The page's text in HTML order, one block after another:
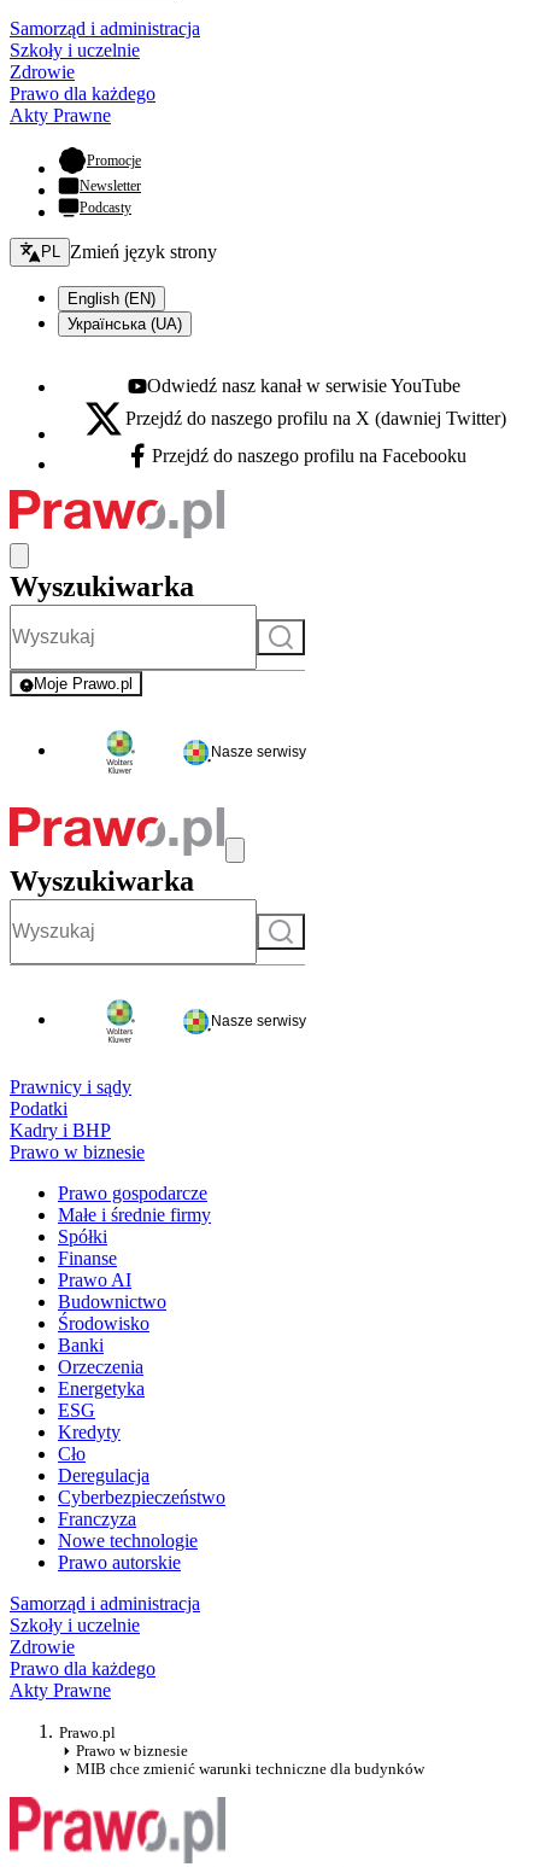
Samorząd i administracja
Szkoły i uczelnie
Zdrowie
Prawo dla każdego
Akty Prawne
Promocje- otwiera się w nowej karcie
Newsletter
Podcasty
Zmień język - bieżący:
PL Zmień język strony
English (EN)
Українська (UA)
Youtube - otwiera się w nowej karcie
Odwiedź nasz kanał w serwisie YouTube
X - otwiera się w nowej karcie
Przejdź do naszego profilu na X (dawniej Twitter)
Facebook - otwiera się w nowej karcie
Przejdź do naszego profilu na Facebooku
Wyszukiwarka
Szukaj
Moje Prawo.pl
- rejestracja i logowanie do serwisu
Nasze serwisy
Wyszukiwarka
Szukaj
Nasze serwisy
Prawnicy i sądy
Podatki
Kadry i BHP
Prawo w biznesie
Prawo gospodarcze
Małe i średnie firmy
Spółki
Finanse
Prawo AI
Budownictwo
Środowisko
Banki
Orzeczenia
Energetyka
ESG
Kredyty
Cło
Deregulacja
Cyberbezpieczeństwo
Franczyza
Nowe technologie
Prawo autorskie
Samorząd i administracja
Szkoły i uczelnie
Zdrowie
Prawo dla każdego
Akty Prawne
Prawo.pl
Prawo w biznesie
MIB chce zmienić warunki techniczne dla budynków